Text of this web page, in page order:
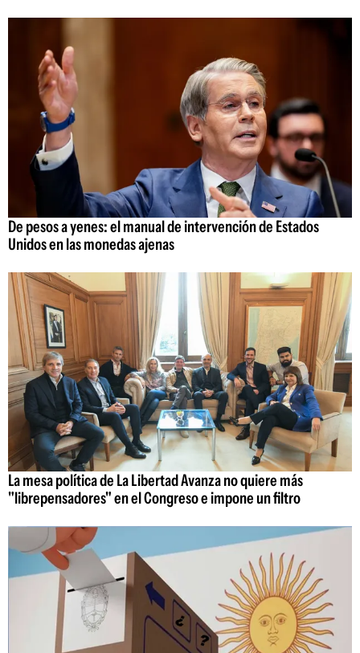
De pesos a yenes: el manual de intervención de Estados
Unidos en las monedas ajenas
La mesa política de La Libertad Avanza no quiere más
"librepensadores" en el Congreso e impone un filtro